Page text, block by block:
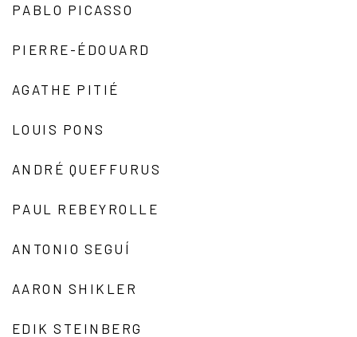
PABLO PICASSO
PIERRE-ÉDOUARD
AGATHE PITIÉ
LOUIS PONS
ANDRÉ QUEFFURUS
PAUL REBEYROLLE
ANTONIO SEGUÍ
AARON SHIKLER
EDIK STEINBERG